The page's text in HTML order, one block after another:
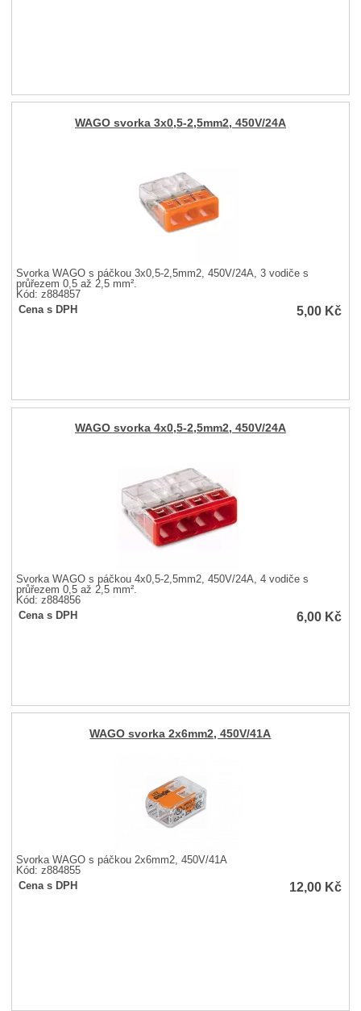
WAGO svorka 3x0,5-2,5mm2, 450V/24A
Svorka WAGO s páčkou 3x0,5-2,5mm2, 450V/24A, 3 vodiče s
průřezem 0,5 až 2,5 mm².
Kód: z884857
Cena s DPH
5,00 Kč
WAGO svorka 4x0,5-2,5mm2, 450V/24A
Svorka WAGO s páčkou 4x0,5-2,5mm2, 450V/24A, 4 vodiče s
průřezem 0,5 až 2,5 mm².
Kód: z884856
Cena s DPH
6,00 Kč
WAGO svorka 2x6mm2, 450V/41A
Svorka WAGO s páčkou 2x6mm2, 450V/41A
Kód: z884855
Cena s DPH
12,00 Kč